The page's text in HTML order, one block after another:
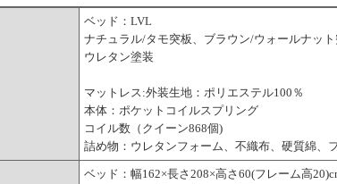
ベッド：LVL
ナチュラル/タモ突板、ブラウン/ウォールナット
ウレタン塗装
マットレス:外装生地：ポリエステル100％
本体：ポケットコイルスプリング
コイル数（クイーン868個)
詰め物：ウレタンフォーム、不織布、硬質綿、
ベッド：幅162×長さ208×高さ60(フレーム高